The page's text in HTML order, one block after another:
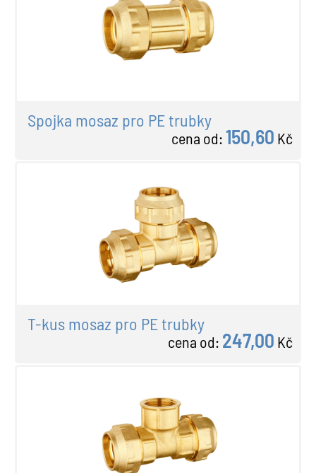
Spojka mosaz pro PE trubky
cena od:150,60 Kč
T-kus mosaz pro PE trubky
cena od: 247,00 Kč